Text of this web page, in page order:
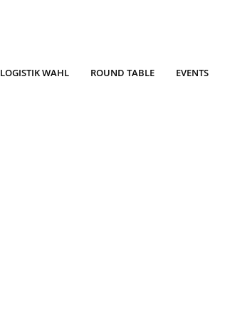
LOGISTIK WAHL ROUND TABLE EVENTS